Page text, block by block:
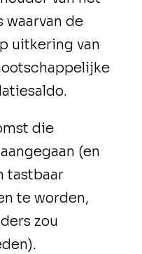
waarvan de
uitkering van
die
(en
tastbaar
te worden,
zou